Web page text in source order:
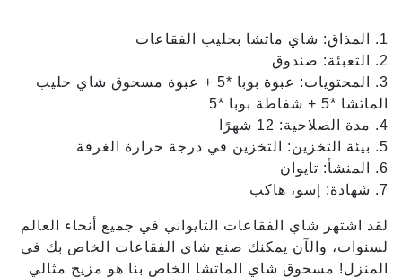
1. المذاق: شاي ماتشا بحليب الفقاعات
2. التعبئة: صندوق
3. المحتويات: عبوة بوبا *5 + عبوة مسحوق شاي حليب
الماتشا *5 + شفاطة بوبا *5
4. مدة الصلاحية: 12 شهرًا
5. بيئة التخزين: التخزين في درجة حرارة الغرفة
6. المنشأ: تايوان
7. شهادة: إسو، هاكب
لقد اشتهر شاي الفقاعات التايواني في جميع أنحاء العالم
لسنوات، والآن يمكنك صنع شاي الفقاعات الخاص بك في
المنزل! مسحوق شاي الماتشا الخاص بنا هو مزيج مثالي